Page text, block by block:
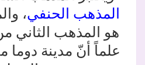
المذهب الحنفي،
هو المذهب الثاني
علماً أنّ مدينة دوما